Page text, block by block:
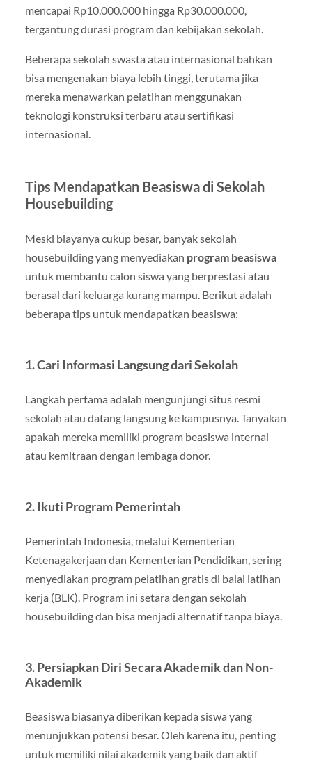
mencapai Rp10.000.000 hingga Rp30.000.000,
tergantung durasi program dan kebijakan sekolah.
Beberapa sekolah swasta atau internasional bahkan
bisa mengenakan biaya lebih tinggi, terutama jika
mereka menawarkan pelatihan menggunakan
teknologi konstruksi terbaru atau sertifikasi
internasional.
Tips Mendapatkan Beasiswa di Sekolah
Housebuilding
Meski biayanya cukup besar, banyak sekolah
housebuilding yang menyediakan program beasiswa
untuk membantu calon siswa yang berprestasi atau
berasal dari keluarga kurang mampu. Berikut adalah
beberapa tips untuk mendapatkan beasiswa:
1.Cari Informasi Langsung dari Sekolah
Langkah pertama adalah mengunjungi situs resmi
sekolah atau datang langsung ke kampusnya. Tanyakan
apakah mereka memiliki program beasiswa internal
atau kemitraan dengan lembaga donor.
2.Ikuti Program Pemerintah
Pemerintah Indonesia, melalui Kementerian
Ketenagakerjaan dan Kementerian Pendidikan, sering
menyediakan program pelatihan gratis di balai latihan
kerja (BLK). Program ini setara dengan sekolah
housebuilding dan bisa menjadi alternatif tanpa biaya.
3.Persiapkan Diri Secara Akademik dan Non-
Akademik
Beasiswa biasanya diberikan kepada siswa yang
menunjukkan potensi besar. Oleh karena itu, penting
untuk memiliki nilai akademik yang baik dan aktif